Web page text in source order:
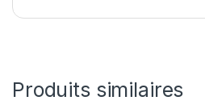
Produits similaires